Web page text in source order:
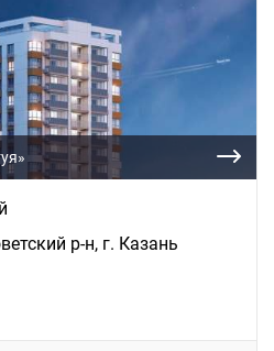
р-н, г. Казань